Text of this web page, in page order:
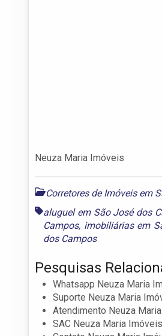
Neuza Maria Imóveis
Corretores de Imóveis em
aluguel em São José dos
Campos, imobiliárias em
dos Campos
Pesquisas
Whatsapp Neuza Maria
Suporte Neuza Maria
Atendimento Neuza
SAC Neuza Maria Imóveis